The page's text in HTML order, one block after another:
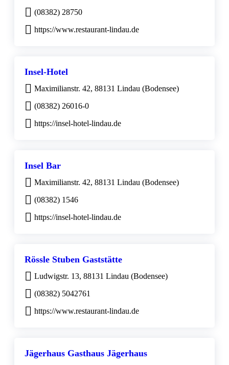
(08382) 28750
https://www.restaurant-lindau.de
Insel-Hotel
Maximilianstr. 42, 88131 Lindau (Bodensee)
(08382) 26016-0
https://insel-hotel-lindau.de
Insel Bar
Maximilianstr. 42, 88131 Lindau (Bodensee)
(08382) 1546
https://insel-hotel-lindau.de
Rössle Stuben Gaststätte
Ludwigstr. 13, 88131 Lindau (Bodensee)
(08382) 5042761
https://www.restaurant-lindau.de
Jägerhaus Gasthaus Jägerhaus